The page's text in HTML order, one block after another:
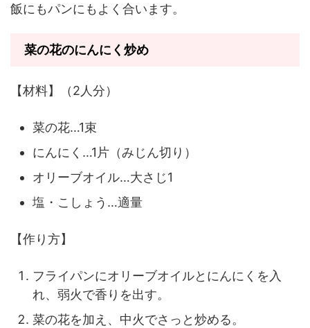
飯にもパンにもよく合います。
菜の花のにんにく炒め
【材料】（2人分）
菜の花…1束
にんにく…1片（みじん切り）
オリーブオイル…大さじ1
塩・こしょう…適量
【作り方】
フライパンにオリーブオイルとにんにくを入
れ、弱火で香りを出す。
菜の花を加え、中火でさっと炒める。